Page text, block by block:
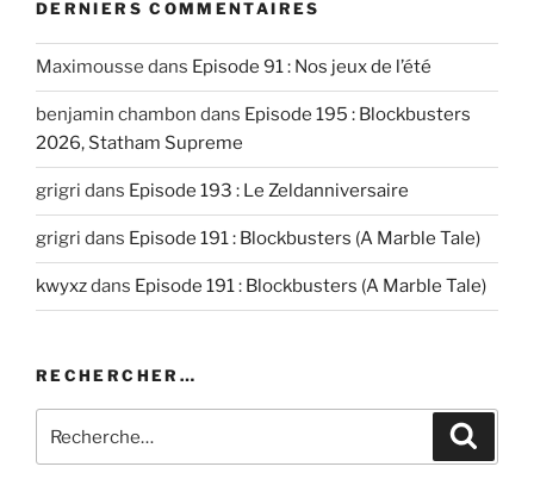
EMBED
DERNIERS COMMENTAIRES
Maximousse dans Episode 91 : Nos jeux de l’été
benjamin chambon dans Episode 195 : Blockbusters
2026, Statham Supreme
grigri dans Episode 193 : Le Zeldanniversaire
grigri dans Episode 191 : Blockbusters (A Marble Tale)
kwyxzdans Episode 191 : Blockbusters (A Marble Tale)
RECHERCHER…
pour